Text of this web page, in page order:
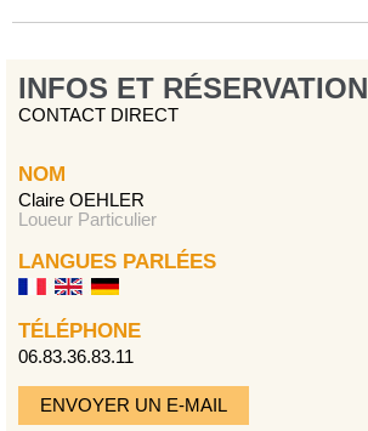
INFOS ET RÉSERVATION
CONTACT DIRECT
NOM
Claire OEHLER
Loueur Particulier
LANGUES PARLÉES
TÉLÉPHONE
06.83.36.83.11
ENVOYER UN E-MAIL